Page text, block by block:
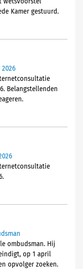
Kamer gestuurd.
Belangstellenden
ombudsman. Hij
op 1 april
opvolger zoeken.